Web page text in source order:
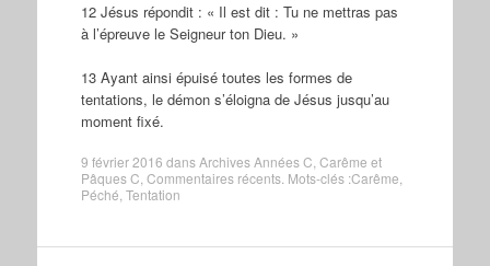
12 Jésus répondit : « Il est dit : Tu ne mettras pas
à l’épreuve le Seigneur ton Dieu. »
13 Ayant ainsi épuisé toutes les formes de
tentations, le démon s’éloigna de Jésus jusqu’au
moment fixé.
9 février 2016 dansArchives Années C Carême et
Pâques C Commentaires récents. Mots-clés :Carême
Péché Tentation